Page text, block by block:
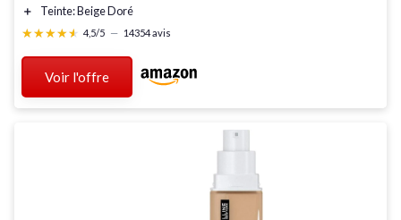
＋
Teinte: Beige Doré
★★★★★
★★★★★ 4,5/5 — 14354 avis
Voir l'offre